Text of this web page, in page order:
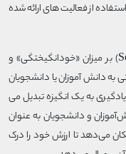
از فعالیت های ارائه شده
(Self-determination theory) بر میزان «خودانگیختگی» و
به دانش آموزان یا دانشجویان
به یک انگیزه تبدیل می
و دانشجویان به عنوان
می‌دهد تا ارزش خود را درک